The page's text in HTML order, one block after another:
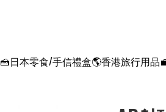
🍰日本零食/手信禮盒🌎香港旅行用品